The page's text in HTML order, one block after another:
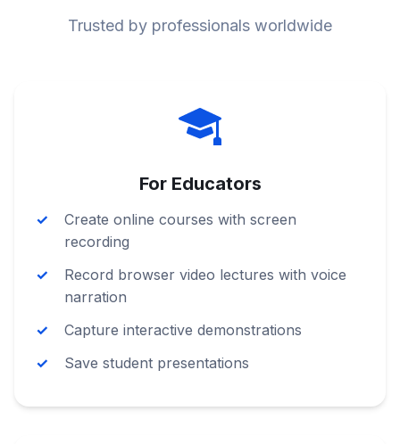
Trusted by professionals worldwide
For Educators
Create online courses with screen
recording
Record browser video lectures with voice
narration
Capture interactive demonstrations
Save student presentations